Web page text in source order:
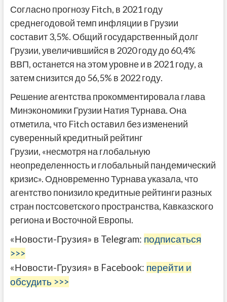
Согласно прогнозу Fitch, в 2021 году
среднегодовой темп инфляции в Грузии
составит 3,5%. Общий государственный долг
Грузии, увеличившийся в 2020 году до 60,4%
ВВП, останется на этом уровне и в 2021 году, а
затем снизится до 56,5% в 2022 году.
Решение агентства прокомментировала глава
Минэкономики Грузии Натия Турнава. Она
отметила, что Fitch оставил без изменений
суверенный кредитный рейтинг
Грузии, «несмотря на глобальную
неопределенность и глобальный пандемический
кризис». Одновременно Турнава указала, что
агентство понизило кредитные рейтинги разных
стран постсоветского пространства, Кавказского
региона и Восточной Европы.
«Новости-Грузия» в Telegram: подписаться
>>>
«Новости-Грузия» в Facebook: перейти и
обсудить >>>